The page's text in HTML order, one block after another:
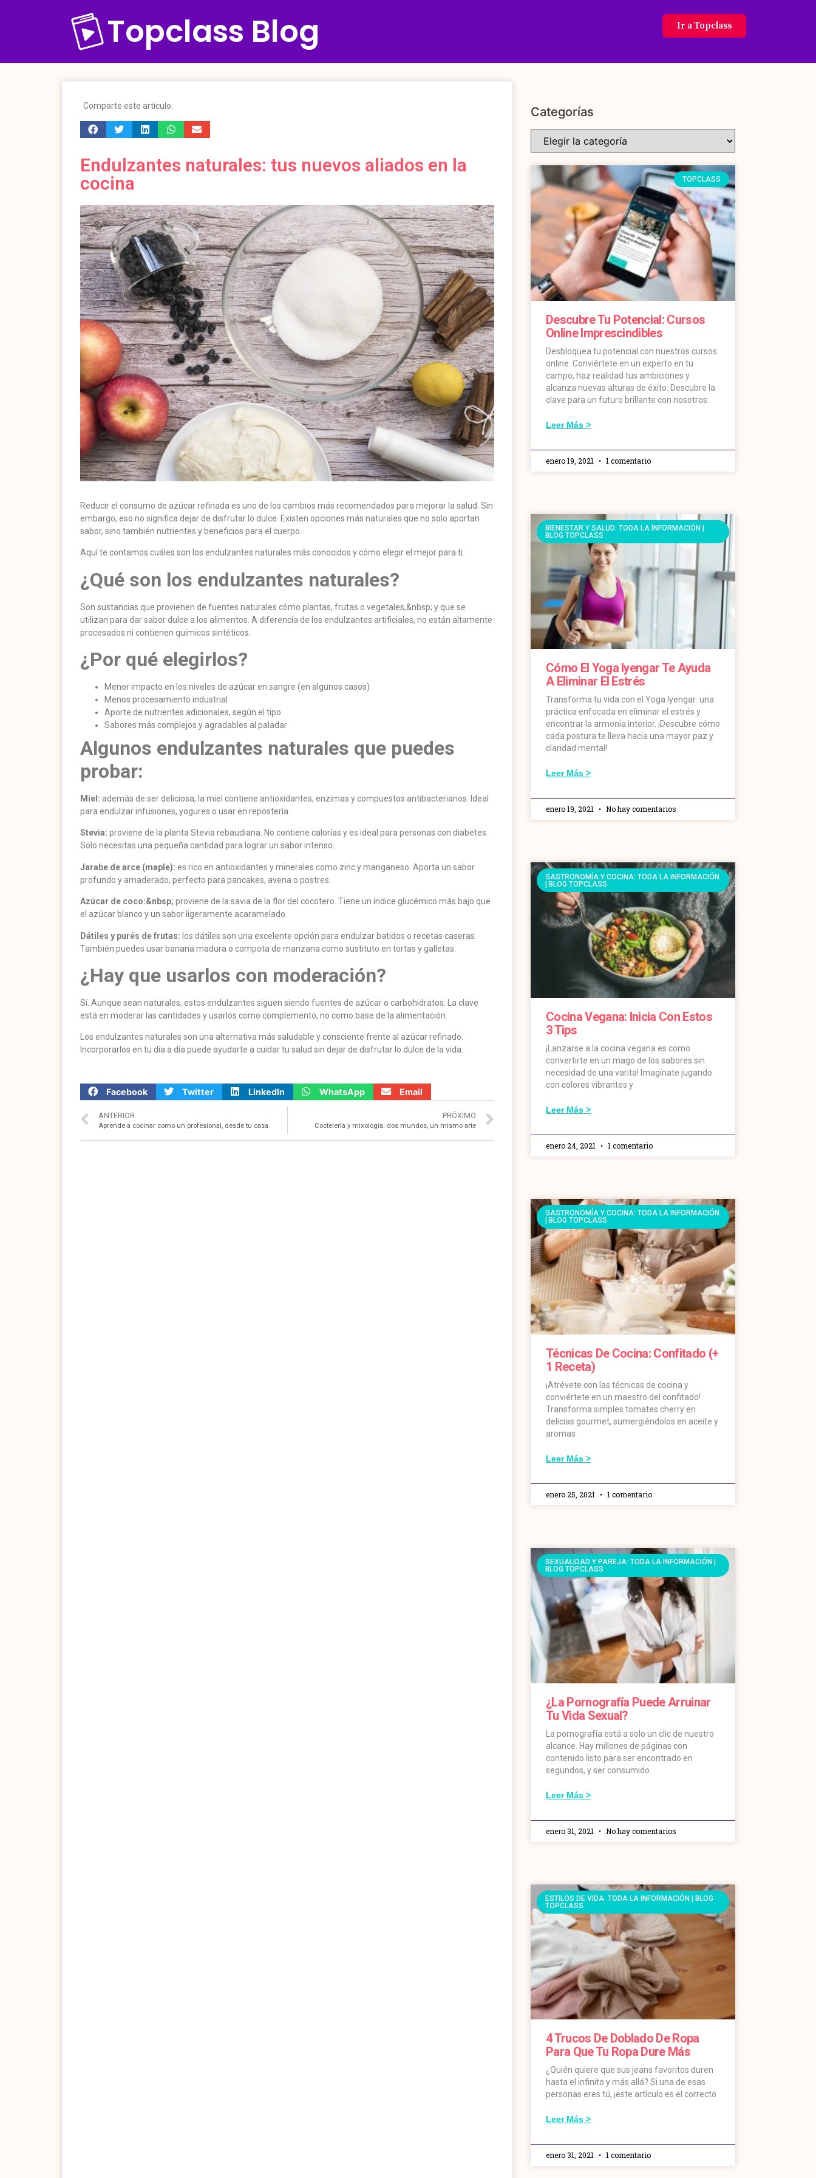
Topclass Blog Ir a Topclass
Comparte este artículo:
Endulzantes naturales: tus nuevos aliados en la
cocina
Reducir el consumo de azúcar refinada es uno de los cambios más recomendados para mejorar la salud. Sin
embargo, eso no significa dejar de disfrutar lo dulce. Existen opciones más naturales que no solo aportan
sabor, sino también nutrientes y beneficios para el cuerpo.
Aquí te contamos cuáles son los endulzantes naturales más conocidos y cómo elegir el mejor para ti.
¿Qué son los endulzantes naturales?
Son sustancias que provienen de fuentes naturales cómo plantas, frutas o vegetales,&nbsp; y que se
utilizan para dar sabor dulce a los alimentos. A diferencia de los endulzantes artificiales, no están altamente
procesados ni contienen químicos sintéticos.
¿Por qué elegirlos?
Menor impacto en los niveles de azúcar en sangre (en algunos casos)
Menos procesamiento industrial
Aporte de nutrientes adicionales, según el tipo
Sabores más complejos y agradables al paladar
Algunos endulzantes naturales que puedes
probar:
Miel: además de ser deliciosa, la miel contiene antioxidantes, enzimas y compuestos antibacterianos. Ideal
para endulzar infusiones, yogures o usar en repostería.
Stevia: proviene de la planta Stevia rebaudiana. No contiene calorías y es ideal para personas con diabetes.
Solo necesitas una pequeña cantidad para lograr un sabor intenso.
Jarabe de arce (maple): es rico en antioxidantes y minerales como zinc y manganeso. Aporta un sabor
profundo y amaderado, perfecto para pancakes, avena o postres.
Azúcar de coco:&nbsp; proviene de la savia de la flor del cocotero. Tiene un índice glucémico más bajo que
el azúcar blanco y un sabor ligeramente acaramelado.
Dátiles y purés de frutas: los dátiles son una excelente opción para endulzar batidos o recetas caseras.
También puedes usar banana madura o compota de manzana como sustituto en tortas y galletas.
¿Hay que usarlos con moderación?
Sí. Aunque sean naturales, estos endulzantes siguen siendo fuentes de azúcar o carbohidratos. La clave
está en moderar las cantidades y usarlos como complemento, no como base de la alimentación.
Los endulzantes naturales son una alternativa más saludable y consciente frente al azúcar refinado.
Incorporarlos en tu día a día puede ayudarte a cuidar tu salud sin dejar de disfrutar lo dulce de la vida.
Facebook Twitter LinkedIn WhatsApp Email
ANTERIOR
Aprende a cocinar como un profesional, desde tu casa
PRÓXIMO
Coctelería y mixología: dos mundos, un mismo arte
Categorías
TOPCLASS
Descubre Tu Potencial: Cursos
Online Imprescindibles
Desbloquea tu potencial con nuestros cursos
online. Conviértete en un experto en tu
campo, haz realidad tus ambiciones y
alcanza nuevas alturas de éxito. Descubre la
clave para un futuro brillante con nosotros.
Leer Más >
enero 19, 2021 1 comentario
BIENESTAR Y SALUD: TODA LA INFORMACIÓN |
BLOG TOPCLASS
Cómo El Yoga Iyengar Te Ayuda
A Eliminar El Estrés
Transforma tu vida con el Yoga Iyengar: una
práctica enfocada en eliminar el estrés y
encontrar la armonía interior. ¡Descubre cómo
cada postura te lleva hacia una mayor paz y
claridad mental!
Leer Más >
enero 19, 2021 No hay comentarios
GASTRONOMÍA Y COCINA: TODA LA INFORMACIÓN
| BLOG TOPCLASS
Cocina Vegana: Inicia Con Estos
3 Tips
¡Lanzarse a la cocina vegana es como
convertirte en un mago de los sabores sin
necesidad de una varita! Imagínate jugando
con colores vibrantes y
Leer Más >
enero 24, 2021 1 comentario
GASTRONOMÍA Y COCINA: TODA LA INFORMACIÓN
| BLOG TOPCLASS
Técnicas De Cocina: Confitado (+
1 Receta)
¡Atrévete con las técnicas de cocina y
conviértete en un maestro del confitado!
Transforma simples tomates cherry en
delicias gourmet, sumergiéndolos en aceite y
aromas
Leer Más >
enero 25, 2021 1 comentario
SEXUALIDAD Y PAREJA: TODA LA INFORMACIÓN |
BLOG TOPCLASS
¿La Pornografía Puede Arruinar
Tu Vida Sexual?
La pornografía está a solo un clic de nuestro
alcance. Hay millones de páginas con
contenido listo para ser encontrado en
segundos, y ser consumido
Leer Más >
enero 31, 2021 No hay comentarios
ESTILOS DE VIDA: TODA LA INFORMACIÓN | BLOG
TOPCLASS
4 Trucos De Doblado De Ropa
Para Que Tu Ropa Dure Más
¿Quién quiere que sus jeans favoritos duren
hasta el infinito y más allá? Si una de esas
personas eres tú, ¡este artículo es el correcto
Leer Más >
enero 31, 2021 1 comentario